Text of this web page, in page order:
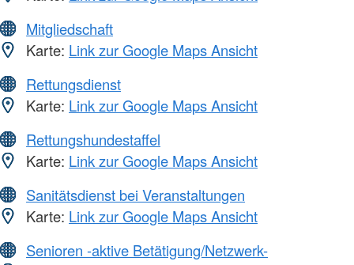
Mitgliedschaft
Karte: Link zur Google Maps Ansicht
Rettungsdienst
Karte: Link zur Google Maps Ansicht
Rettungshundestaffel
Karte: Link zur Google Maps Ansicht
Sanitätsdienst bei Veranstaltungen
Karte: Link zur Google Maps Ansicht
Senioren -aktive Betätigung/Netzwerk-